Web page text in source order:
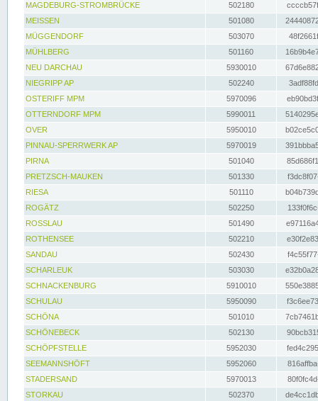
MAGDEBURG-STROMBRÜCKE
502180
MEISSEN
501080
MÜGGENDORF
503070
MÜHLBERG
501160
NEU DARCHAU
5930010
NIEGRIPP AP
502240
OSTERIFF MPM
5970096
OTTERNDORF MPM
5990011
OVER
5950010
PINNAU-SPERRWERK AP
5970019
PIRNA
501040
PRETZSCH-MAUKEN
501330
RIESA
501110
ROGÄTZ
502250
ROSSLAU
501490
ROTHENSEE
502210
SANDAU
502430
SCHARLEUK
503030
SCHNACKENBURG
5910010
SCHULAU
5950090
SCHÖNA
501010
SCHÖNEBECK
502130
SCHÖPFSTELLE
5952030
SEEMANNSHÖFT
5952060
STADERSAND
5970013
STORKAU
502370